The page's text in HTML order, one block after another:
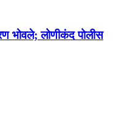
भोवले; लोणीकंद पोलीस